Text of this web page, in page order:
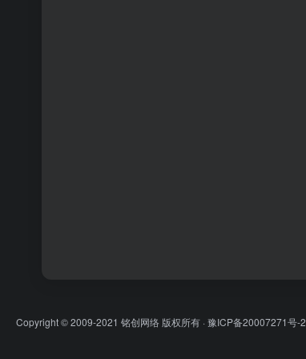
Copyright © 2009-2021 铭创网络 版权所有 ·豫ICP备20007271号-2